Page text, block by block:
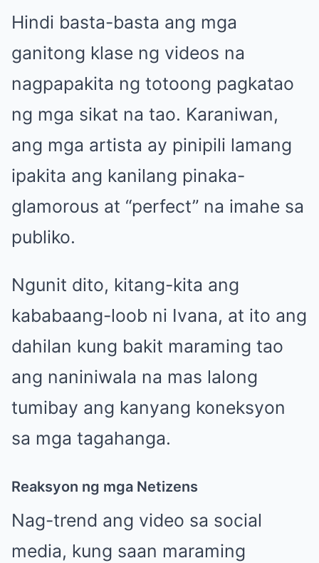
Hindi basta-basta ang mga
ganitong klase ng videos na
nagpapakita ng totoong pagkatao
ng mga sikat na tao. Karaniwan,
ang mga artista ay pinipili lamang
ipakita ang kanilang pinaka-
glamorous at “perfect” na imahe sa
publiko.
Ngunit dito, kitang-kita ang
kababaang-loob ni Ivana, at ito ang
dahilan kung bakit maraming tao
ang naniniwala na mas lalong
tumibay ang kanyang koneksyon
sa mga tagahanga.
Reaksyon ng mga Netizens
Nag-trend ang video sa social
media, kung saan maraming